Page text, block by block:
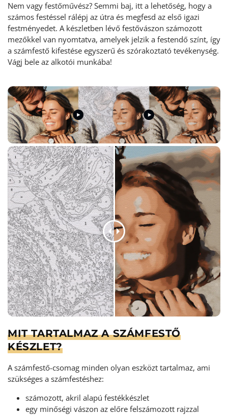
Nem vagy festőművész? Semmi baj, itt a lehetőség, hogy a
számos festéssel rálépj az útra és megfesd az első igazi
festményedet. A készletben lévő festővászon számozott
mezőkkel van nyomtatva, amelyek jelzik a festendő színt, így
a számfestő kifestése egyszerű és szórakoztató tevékenység.
Vágj bele az alkotói munkába!
MIT TARTALMAZ A SZÁMFESTŐ
KÉSZLET?
A számfestő-csomag minden olyan eszközt tartalmaz, ami
szükséges a számfestéshez:
számozott, akril alapú festékkészlet
egy minőségi vászon az előre felszámozott rajzzal